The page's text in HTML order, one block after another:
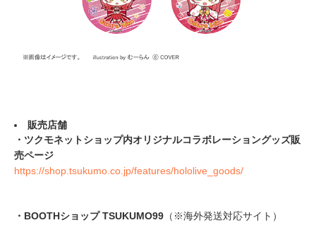
販売店舗
・ツクモネットショップ内オリジナルコラボレーショングッズ販
売ページ
https://shop.tsukumo.co.jp/features/hololive_goods/
・BOOTHショップ TSUKUMO99 （※海外発送対応サイト）